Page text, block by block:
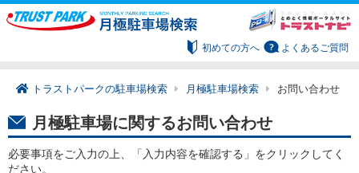
初めての方へ よくあるご質問
トラストパークの駐車場検索 月極駐車場検索 お問い合わせ
月極駐車場に関するお問い合わせ
必要事項をご入力の上、「入力内容を確認する」をクリックしてく
ださい。